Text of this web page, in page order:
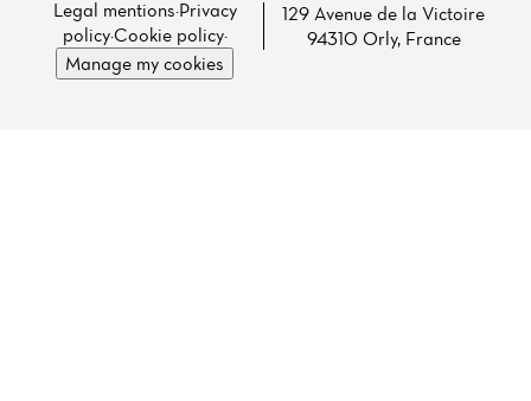
Legal mentions·Privacy
policy·Cookie policy·
Manage my cookies
129 Avenue de la Victoire
94310 Orly, France